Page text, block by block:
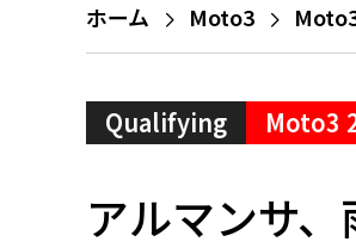
ホーム Moto3
Qualifying Moto3
アルマンサ